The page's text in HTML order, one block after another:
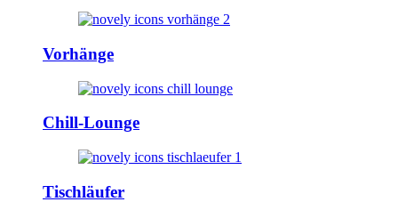
Vorhänge
Chill-Lounge
Tischläufer